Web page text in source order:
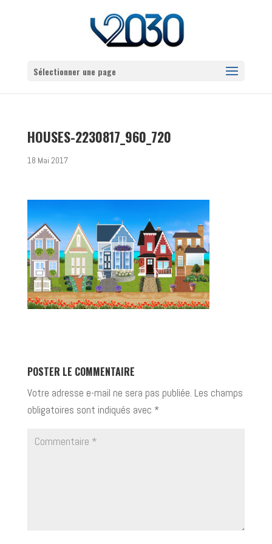
Sélectionner une page
HOUSES-2230817_960_720
18 Mai 2017
POSTER LE COMMENTAIRE
Votre adresse e-mail ne sera pas publiée. Les champs
obligatoires sont indiqués avec *